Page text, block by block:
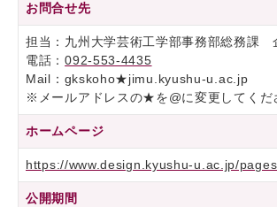
お問合せ先
担当：九州大学芸術工学部事務部総務課
電話：092-553-4435
Mail：gkskoho★jimu.kyushu-u.ac.jp
※メールアドレスの★を@に変更してくだ
ホームページ
https://www.design.kyushu-u.ac.jp/
公開期間